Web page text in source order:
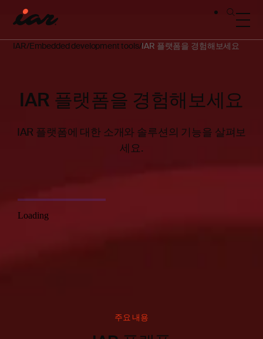
IAR Embedded development tools IAR 플랫폼을 경험해보세요
IAR 플랫폼을 경험해보세요
IAR 플랫폼에 대한 소개와 솔루션의 기능을 살펴보
세요.
주요 내용